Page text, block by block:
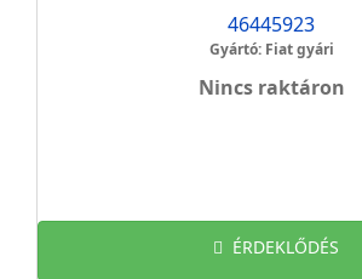
46445923
Gyártó: Fiat gyári
Nincs raktáron
ÉRDEKLŐDÉS